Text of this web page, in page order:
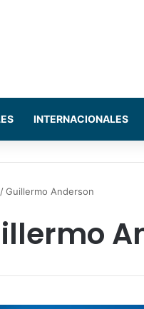
INTERNACIONALES
/Guillermo Anderson